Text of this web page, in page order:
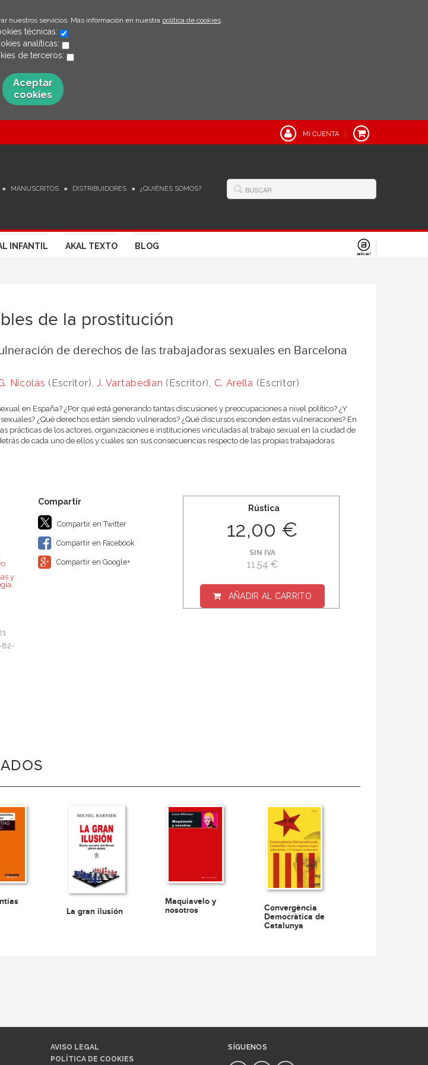
nuestros servicios. Más información en nuestra política de cookies.
técnicas:
analíticas:
de terceros:
Aceptar
cookies
MI CUENTA
MANUSCRITOS DISTRIBUIDORES ¿QUIÉNES SOMOS?
INFANTIL AKAL TEXTO BLOG
de la prostitución
de derechos de las trabajadoras sexuales en Barcelona
Nicolás (Escritor), J. Vartabedian (Escritor), C. Arella (Escritor)
en España? ¿Por qué está generando tantas discusiones y preocupaciones a nivel político? ¿Y
¿Qué derechos están siendo vulnerados? ¿Qué discursos esconden estas vulneraciones? En
prácticas de los actores, organizaciones e instituciones vinculadas al trabajo sexual en la ciudad de
de cada uno de ellos y cuáles son sus consecuencias respecto de las propias trabajadoras
y
,
Compartir en Twitter
Compartir en Facebook
Compartir en Google+
Rústica
12,00 €
SIN IVA
11,54 €
AÑADIR AL CARRITO
La gran ilusión
Maquiavelo y
nosotros
Convergència
Democràtica de
Catalunya
AVISO LEGAL
POLÍTICA DE COOKIES
SÍGUENOS